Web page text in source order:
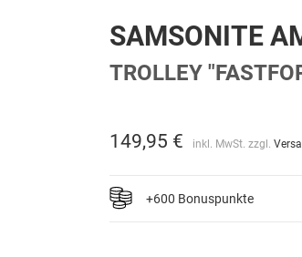
SAMSONITE
TROLLEY
149,95 € inkl. MwSt. zzgl.
+600 Bonuspunkte